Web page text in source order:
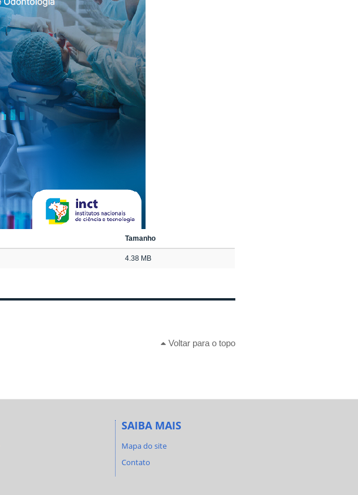
Tamanho
4.38 MB
Voltar para o topo
SAIBA MAIS
Mapa do site
Contato